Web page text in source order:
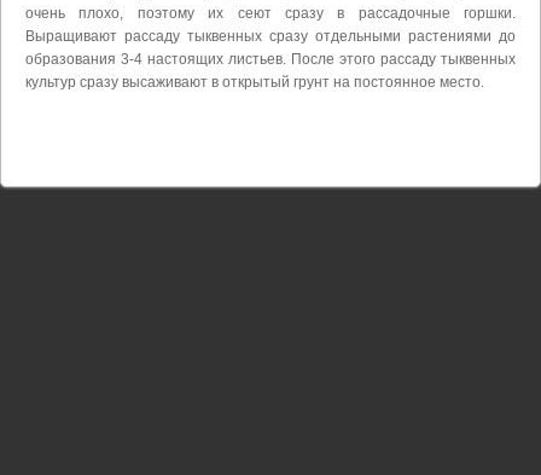
очень плохо, поэтому их сеют сразу в рассадочные горшки.
Выращивают рассаду тыквенных сразу отдельными растениями до
образования 3-4 настоящих листьев. После этого рассаду тыквенных
культур сразу высаживают в открытый грунт на постоянное место.